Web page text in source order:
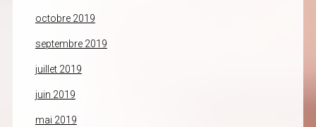
octobre 2019
septembre 2019
juillet 2019
juin 2019
mai 2019